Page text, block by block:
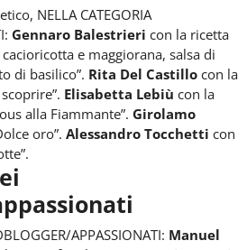
NELLA CATEGORIA
Gennaro Balestrieri con la ricetta
e maggiorana, salsa di
di basilico”. Rita Del Castillo con la
Elisabetta Lebiù con la
alla Fiammante”. Girolamo
oro”. Alessandro Tocchetti con
APPASSIONATI: Manuel